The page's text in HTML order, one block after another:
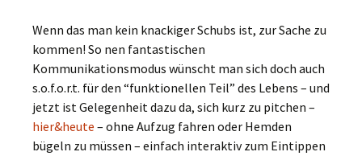
Wenn das man kein knackiger Schubs ist, zur Sache zu
kommen! So nen fantastischen
Kommunikationsmodus wünscht man sich doch auch
s.o.f.o.r.t. für den “funktionellen Teil” des Lebens – und
jetzt ist Gelegenheit dazu da, sich kurz zu pitchen –
hier&heute – ohne Aufzug fahren oder Hemden
bügeln zu müssen – einfach interaktiv zum Eintippen